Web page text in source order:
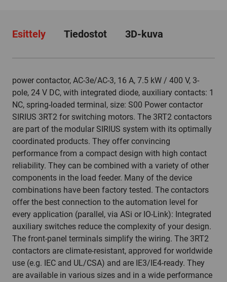
Esittely Tiedostot 3D-kuva
power contactor, AC-3e/AC-3, 16 A, 7.5 kW / 400 V, 3-
pole, 24 V DC, with integrated diode, auxiliary contacts: 1
NC, spring-loaded terminal, size: S00 Power contactor
SIRIUS 3RT2 for switching motors. The 3RT2 contactors
are part of the modular SIRIUS system with its optimally
coordinated products. They offer convincing
performance from a compact design with high contact
reliability. They can be combined with a variety of other
components in the load feeder. Many of the device
combinations have been factory tested. The contactors
offer the best connection to the automation level for
every application (parallel, via ASi or IO-Link): Integrated
auxiliary switches reduce the complexity of your design.
The front-panel terminals simplify the wiring. The 3RT2
contactors are climate-resistant, approved for worldwide
use (e.g. IEC and UL/CSA) and are IE3/IE4-ready. They
are available in various sizes and in a wide performance